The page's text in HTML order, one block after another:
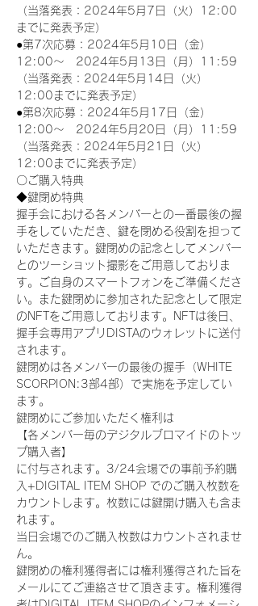
（当落発表：2024年5月7日（火）12:00
までに発表予定）
●第7次応募：2024年5月10日（金）
12:00～　2024年5月13日（月）11:59
（当落発表：2024年5月14日（火）
12:00までに発表予定）
●第8次応募：2024年5月17日（金）
12:00～　2024年5月20日（月）11:59
（当落発表：2024年5月21日（火）
12:00までに発表予定）
〇ご購入特典
◆鍵閉め特典
握手会における各メンバーとの一番最後の握
手をしていただき、鍵を閉める役割を担って
いただきます。鍵閉めの記念としてメンバー
とのツーショット撮影をご用意しておりま
す。ご自身のスマートフォンをご準備くださ
い。また鍵閉めに参加された記念として限定
のNFTをご用意しております。NFTは後日、
握手会専用アプリDISTAのウォレットに送付
されます。
鍵閉めは各メンバーの最後の握手（WHITE
SCORPION:3部4部）で実施を予定してい
ます。
鍵閉めにご参加いただく権利は
【各メンバー毎のデジタルブロマイドのトッ
プ購入者】
に付与されます。3/24会場での事前予約購
入+DIGITAL ITEM SHOP でのご購入枚数を
カウントします。枚数には鍵開け購入も含ま
れます。
当日会場でのご購入枚数はカウントされませ
ん。
鍵閉めの権利獲得者には権利獲得された旨を
メールにてご連絡させて頂きます。権利獲得